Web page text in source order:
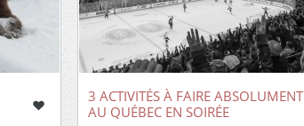
3 ACTIVITÉS À FAIRE ABSOLUMENT
AU QUÉBEC EN SOIRÉE